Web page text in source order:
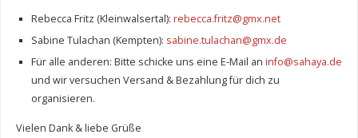
Rebecca Fritz (Kleinwalsertal): rebecca.fritz@gmx.net
Sabine Tulachan (Kempten): sabine.tulachan@gmx.de
Für alle anderen: Bitte schicke uns eine E-Mail an info@sahaya.de
und wir versuchen Versand & Bezahlung für dich zu
organisieren.
Vielen Dank & liebe Grüße